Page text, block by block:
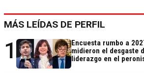
MÁS LEÍDAS DE PERFIL
1
Encuesta rumbo a
midieron el desgaste
liderazgo en el